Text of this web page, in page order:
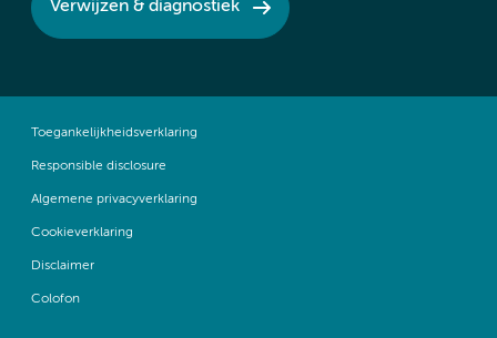
Verwijzen & diagnostiek
Toegankelijkheidsverklaring
Responsible disclosure
Algemene privacyverklaring
Cookieverklaring
Disclaimer
Colofon